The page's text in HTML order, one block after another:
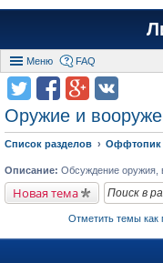
Меню FAQ
Оружие и
Список разделов Оффтопик
Описание: Обсуждение оружия,
Новая тема
Отметить темы как